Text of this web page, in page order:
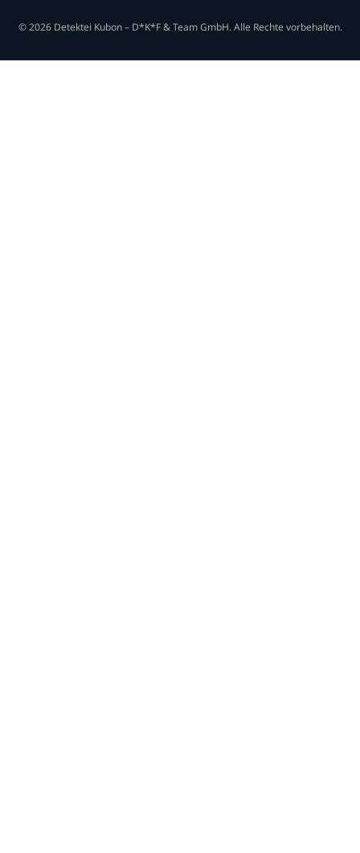
© 2026 Detektei Kubon – D*K*F & Team GmbH. Alle Rechte vorbehalten.